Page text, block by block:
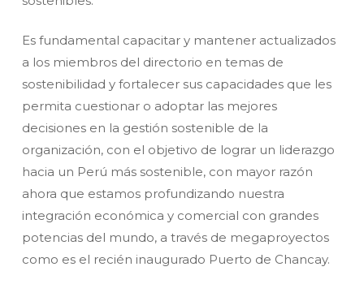
Es fundamental capacitar y mantener actualizados
a los miembros del directorio en temas de
sostenibilidad y fortalecer sus capacidades que les
permita cuestionar o adoptar las mejores
decisiones en la gestión sostenible de la
organización, con el objetivo de lograr un liderazgo
hacia un Perú más sostenible, con mayor razón
ahora que estamos profundizando nuestra
integración económica y comercial con grandes
potencias del mundo, a través de megaproyectos
como es el recién inaugurado Puerto de Chancay.